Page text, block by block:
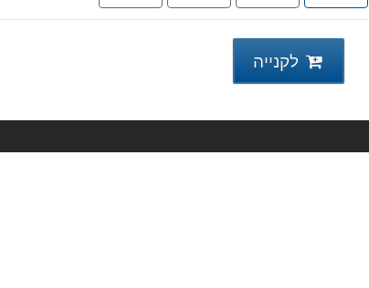
תשלומים
לקנייה